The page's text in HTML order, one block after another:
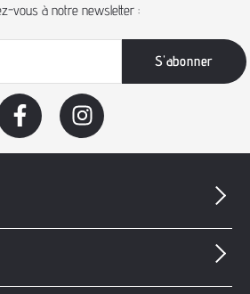
vous à notre newsletter :